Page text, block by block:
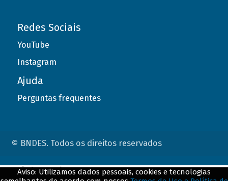
Redes Sociais
YouTube
Instagram
Ajuda
Perguntas frequentes
© BNDES. Todos os direitos reservados
Aviso: Utilizamos dados pessoais, cookies e tecnologias
ConteÃºdo complementar